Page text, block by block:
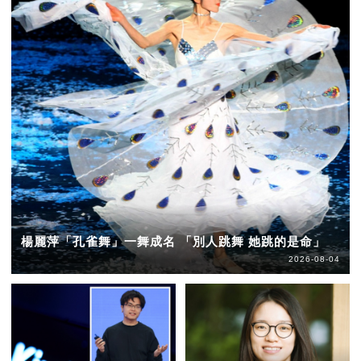
楊麗萍「孔雀舞」一舞成名 「別人跳舞 她跳的是命」
2026-08-04